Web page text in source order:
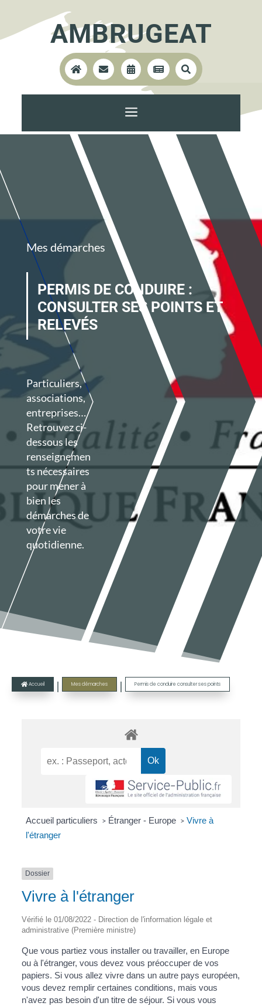
AMBRUGEAT
    
a
Mes démarches
PERMIS DE CONDUIRE :
CONSULTER SES POINTS ET
RELEVÉS
Particuliers,
associations,
entreprises…
Retrouvez ci-
dessous les
renseignemen
ts nécessaires
pour mener à
bien les
démarches de
votre vie
quotidienne.
 Accueil | Mes démarches | Permis de conduire consulter ses points
Accueil particuliers > Étranger - Europe > Vivre à
l'étranger
Dossier
Vivre à l'étranger
Vérifié le 01/08/2022 - Direction de l'information légale et
administrative (Première ministre)
Que vous partiez vous installer ou travailler, en Europe
ou à l'étranger, vous devez vous préoccuper de vos
papiers. Si vous allez vivre dans un autre pays européen,
vous devez remplir certaines conditions, mais vous
n'avez pas besoin d'un titre de séjour. Si vous vous